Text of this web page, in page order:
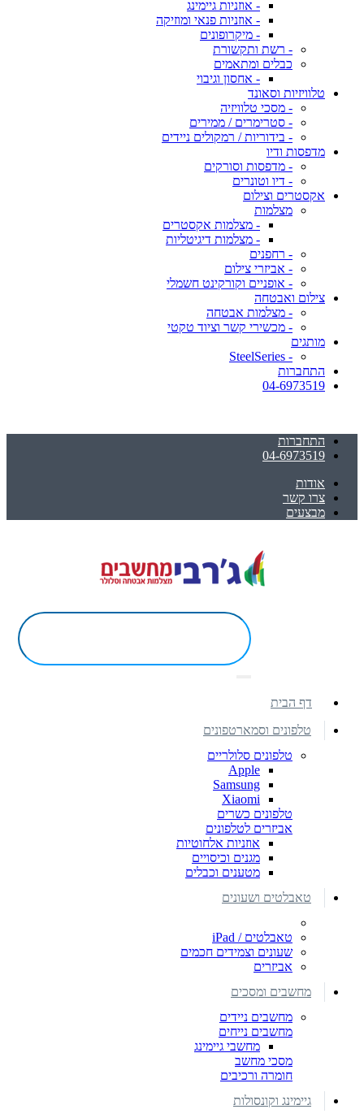
- אוזניות גיימינג
- אוזניות פנאי ומוזיקה
- מיקרופונים
- רשת ותקשורת
כבלים ומתאמים
- אחסון וגיבוי
טלוויזיות וסאונד
- מסכי טלוויזיה
- סטרימרים / ממירים
- בידוריות / רמקולים ניידים
מדפסות ודיו
- מדפסות וסורקים
- דיו וטונרים
אקסטרים וצילום
מצלמות
- מצלמות אקסטרים
- מצלמות דיגיטליות
- רחפנים
- אביזרי צילום
- אופניים וקורקינט חשמלי
צילום ואבטחה
- מצלמות אבטחה
- מכשירי קשר וציוד טקטי
מותגים
- SteelSeries
התחברות
04-6973519
התחברות
04-6973519
אודות
צרו קשר
מבצעים
דף הבית
טלפונים וסמארטפונים
טלפונים סלולריים
Apple
Samsung
Xiaomi
טלפונים כשרים
אביזרים לטלפונים
אוזניות אלחוטיות
מגנים וכיסויים
מטענים וכבלים
טאבלטים ושעונים
טאבלטים / iPad
שעונים וצמידים חכמים
אביזרים
מחשבים ומסכים
מחשבים ניידים
מחשבים נייחים
מחשבי גיימינג
מסכי מחשב
חומרה ורכיבים
גיימינג וקונסולות